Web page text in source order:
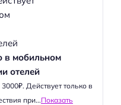
в мобильном
отелей
Действует только в
при...Показать